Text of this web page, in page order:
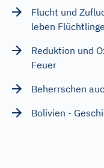
Flucht und
leben
Reduktion und
Feuer
Beherrschen
Bolivien -